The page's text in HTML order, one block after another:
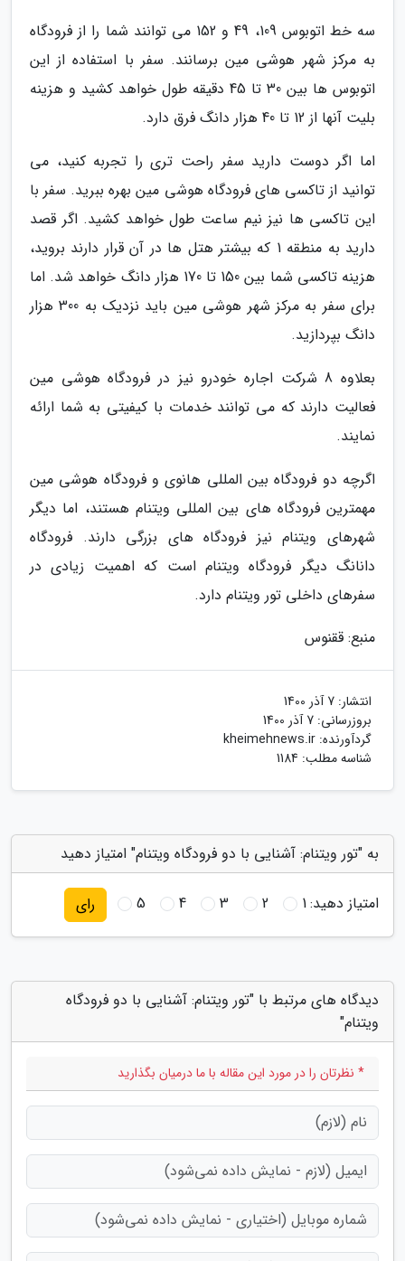
سه خط اتوبوس 109، 49 و 152 می توانند شما را از فرودگاه
به مرکز شهر هوشی مین برسانند. سفر با استفاده از این
اتوبوس ها بین 30 تا 45 دقیقه طول خواهد کشید و هزینه
بلیت آنها از 12 تا 40 هزار دانگ فرق دارد.
اما اگر دوست دارید سفر راحت تری را تجربه کنید، می
توانید از تاکسی های فرودگاه هوشی مین بهره ببرید. سفر با
این تاکسی ها نیز نیم ساعت طول خواهد کشید. اگر قصد
دارید به منطقه 1 که بیشتر هتل ها در آن قرار دارند بروید،
هزینه تاکسی شما بین 150 تا 170 هزار دانگ خواهد شد. اما
برای سفر به مرکز شهر هوشی مین باید نزدیک به 300 هزار
دانگ بپردازید.
بعلاوه 8 شرکت اجاره خودرو نیز در فرودگاه هوشی مین
فعالیت دارند که می توانند خدمات با کیفیتی به شما ارائه
نمایند.
اگرچه دو فرودگاه بین المللی هانوی و فرودگاه هوشی مین
مهمترین فرودگاه های بین المللی ویتنام هستند، اما دیگر
شهرهای ویتنام نیز فرودگاه های بزرگی دارند. فرودگاه
دانانگ دیگر فرودگاه ویتنام است که اهمیت زیادی در
سفرهای داخلی تور ویتنام دارد.
منبع: ققنوس
انتشار: 7 آذر 1400
بروزرسانی: 7 آذر 1400
گردآورنده: kheimehnews.ir
شناسه مطلب: 1184
به "تور ویتنام: آشنایی با دو فرودگاه ویتنام" امتیاز دهید
امتیاز دهید:1
2
3
4
5 رای
دیدگاه های مرتبط با "تور ویتنام: آشنایی با دو فرودگاه
ویتنام"
* نظرتان را در مورد این مقاله با ما درمیان بگذارید